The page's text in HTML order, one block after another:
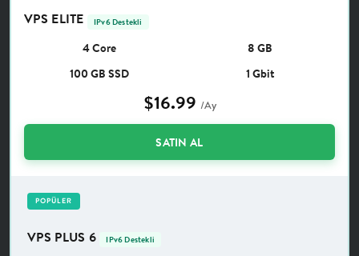
VPS ELITE IPv6 Destekli
4 Core
8 GB
100 GB SSD
1 Gbit
$16.99 /Ay
SATIN AL
POPÜLER
VPS PLUS 6 IPv6 Destekli